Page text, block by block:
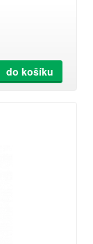
do košíku